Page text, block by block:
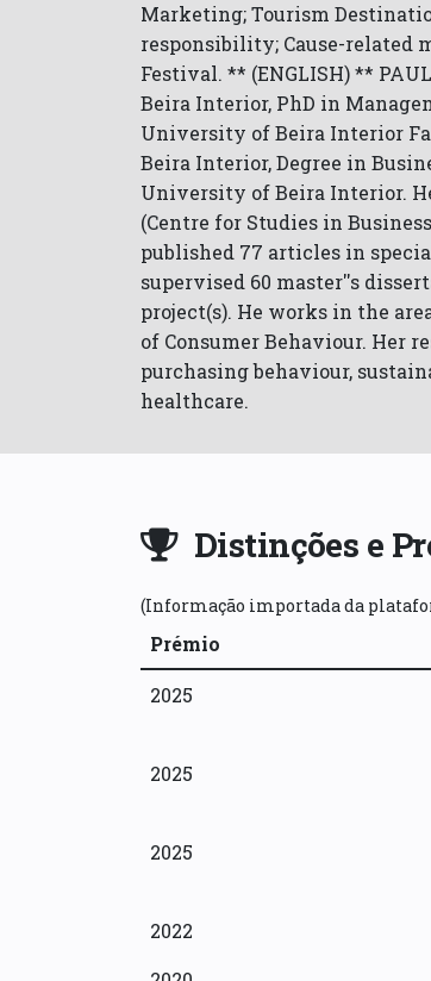
Marketing; Tourism
responsibility; Cause-related
Festival. ** (ENGLISH) **
Beira Interior, PhD in
University of Beira Interior
Beira Interior, Degree in
University of Beira Interior.
(Centre for Studies in
published 77 articles in
supervised 60 master''s
project(s). He works in the
of Consumer Behaviour. Her
purchasing behaviour,
healthcare.
Distinções e
(Informação importada da
Prémio
2025
2025
2025
2022